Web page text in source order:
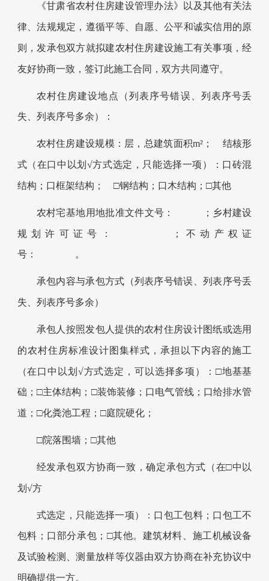
《甘肃省农村住房建设管理办法》以及其他有关法
律、法规规定，遵循平等、自愿、公平和诚实信用的原
则，发承包双方就拟建农村住房建设施工有关事项，经
友好协商一致，签订此施工合同，双方共同遵守。
农村住房建设地点（列表序号错误、列表序号丢
失、列表序号多余）：
农村住房建设规模：层，总建筑面积m²； 结核形
式（在口中以划√方式选定，只能选择一项）：口砖混
结构；口框架结构； □钢结构；口木结构；□其他
农村宅基地用地批准文件文号： ；乡村建设
规划许可证号： ；不动产权证
号： 。
承包内容与承包方式（列表序号错误、列表序号丢
失、列表序号多余）
承包人按照发包人提供的农村住房设计图纸或选用
的农村住房标准设计图集样式，承担以下内容的施工
（在口中以划√方式选定，可以选择多项）：□地基基
础；□主体结构；□装饰装修；口电气管线；口给排水管
道；□化粪池工程；□庭院硬化；
□院落围墙；□其他
经发承包双方协商一致，确定承包方式（在□中以
划√方
式选定，只能选择一项）：口包工包料；口包工不
包料；口部分承包；□其他。建筑材料、施工机械设备
及试验检测、测量放样等仪器由双方协商在补充协议中
明确提供一方。